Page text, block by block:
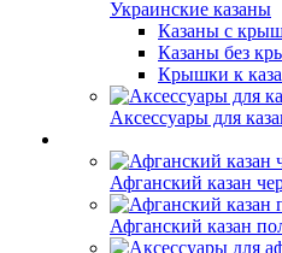
Украинские казаны
Казаны с
Казаны без
Крышки к
Аксессуары для
Афганский казан
Афганский казан